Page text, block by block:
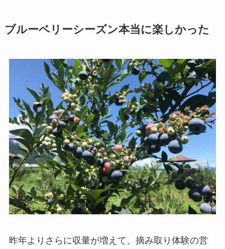
ブルーベリーシーズン本当に楽しかった
昨年よりさらに収量が増えて、摘み取り体験の営